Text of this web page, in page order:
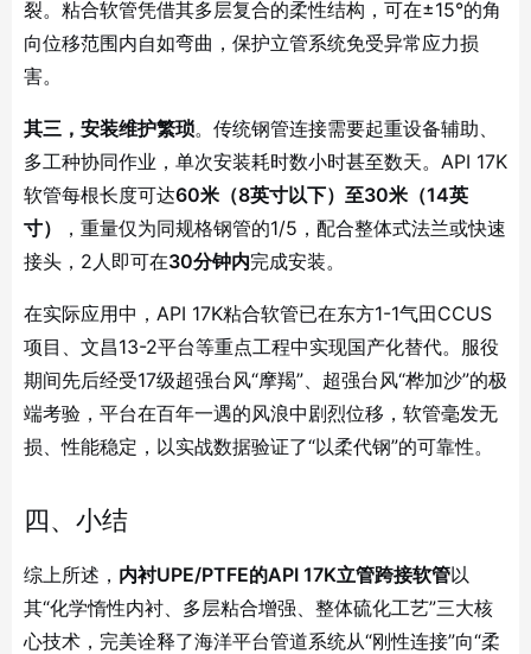
裂。粘合软管凭借其多层复合的柔性结构，可在±15°的角
向位移范围内自如弯曲，保护立管系统免受异常应力损
害。
其三，安装维护繁琐。传统钢管连接需要起重设备辅助、
多工种协同作业，单次安装耗时数小时甚至数天。API 17K
软管每根长度可达60米（8英寸以下）至30米（14英
寸）
，重量仅为同规格钢管的1/5，配合整体式法兰或快速
接头，2人即可在30分钟内完成安装。
在实际应用中，API 17K粘合软管已在东方1-1气田CCUS
项目、文昌13-2平台等重点工程中实现国产化替代。服役
期间先后经受17级超强台风“摩羯”、超强台风“桦加沙”的极
端考验，平台在百年一遇的风浪中剧烈位移，软管毫发无
损、性能稳定，以实战数据验证了“以柔代钢”的可靠性。
四、小结
综上所述， 内衬UPE/PTFE的API 17K立管跨接软管以
其“化学惰性内衬、多层粘合增强、整体硫化工艺”三大核
心技术，完美诠释了海洋平台管道系统从“刚性连接”向“柔